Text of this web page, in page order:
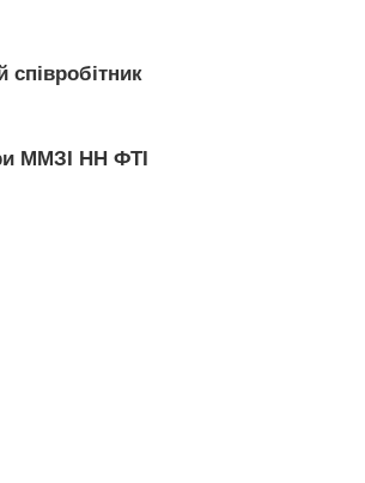
ММЗІ НН ФТІ